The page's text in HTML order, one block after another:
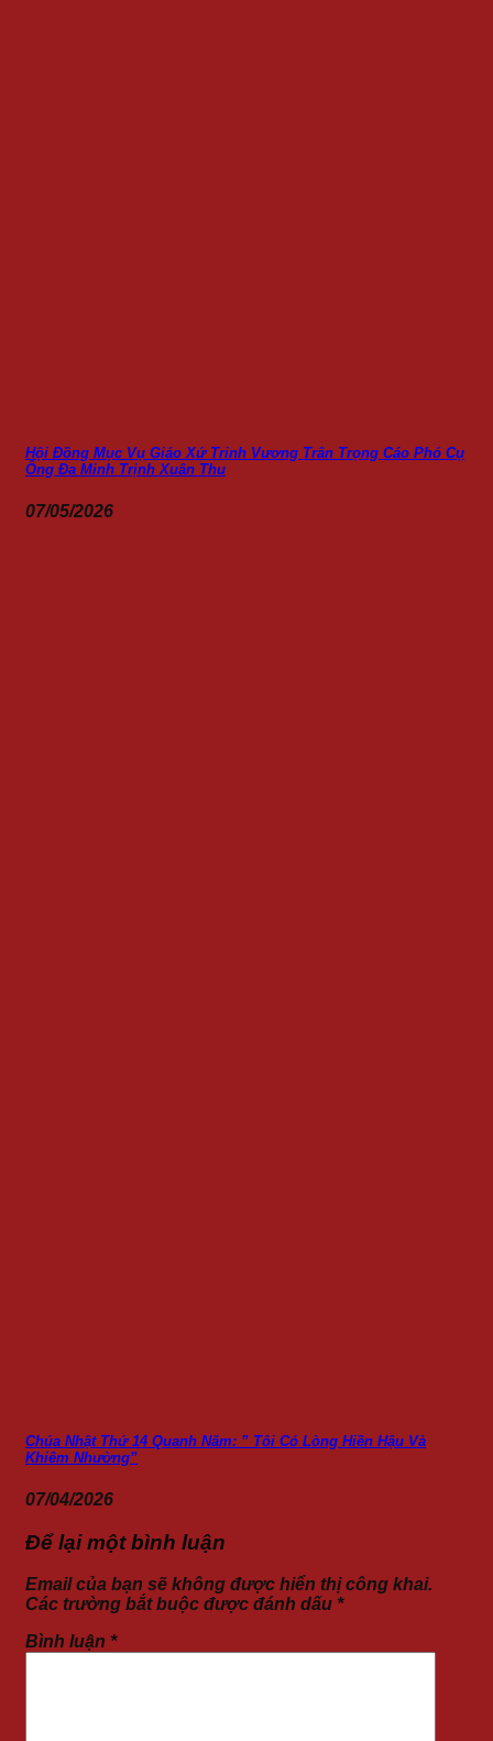
Hội Đồng Mục Vụ Giáo Xứ Trinh Vương Trân Trọng Cáo Phó Cụ
Ông Đa Minh Trịnh Xuân Thu
07/05/2026
Chúa Nhật Thứ 14 Quanh Năm: ” Tôi Có Lòng Hiền Hậu Và
Khiêm Nhường”
07/04/2026
Để lại một bình luận
Email của bạn sẽ không được hiển thị công khai.
Các trường bắt buộc được đánh dấu *
Bình luận *